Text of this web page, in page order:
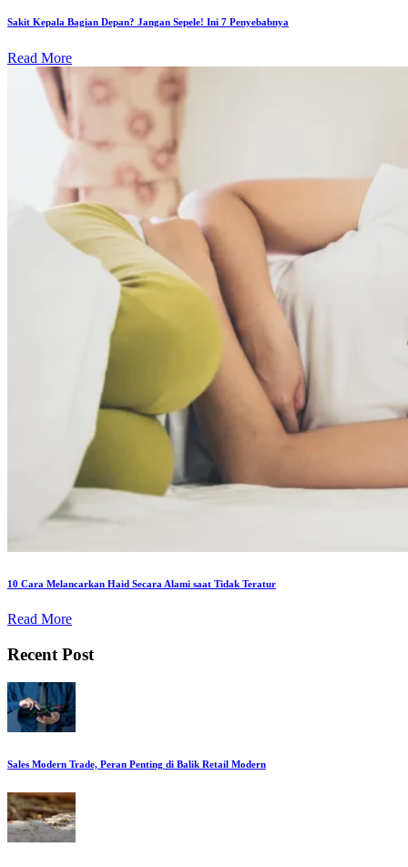
Sakit Kepala Bagian Depan? Jangan Sepele! Ini 7 Penyebabnya
Read More
10 Cara Melancarkan Haid Secara Alami saat Tidak Teratur
Read More
Recent Post
Sales Modern Trade, Peran Penting di Balik Retail Modern